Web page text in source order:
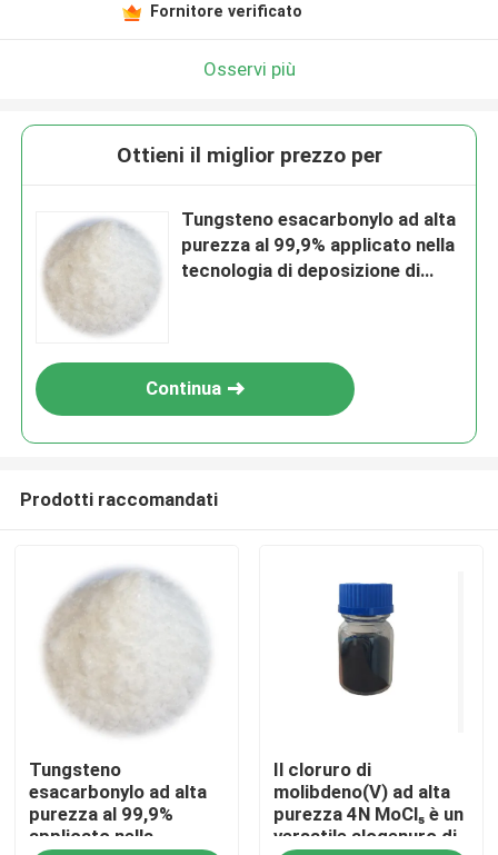
Casa
Prodotti
Video
Fornitore verificato
Osservi più
Ottieni il miglior prezzo per
Tungsteno esacarbonylo ad alta
purezza al 99,9% applicato nella
tecnologia di deposizione di
LCD OLED e alle industrie dei
semiconduttori
Continua
Prodotti raccomandati
Tungsteno
esacarbonylo ad alta
purezza al 99,9%
applicato nella
Il cloruro di
molibdeno(V) ad alta
purezza 4N MoCl₅ è un
versatile alogenuro di